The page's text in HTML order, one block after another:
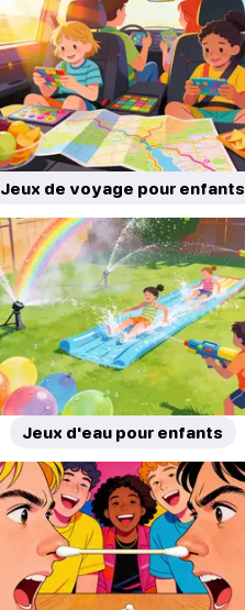
Jeux de voyage pour enfants
Jeux d'eau pour enfants